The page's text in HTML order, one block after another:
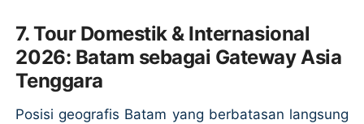
7. Tour Domestik & Internasional
2026: Batam sebagai Gateway Asia
Tenggara
Posisi geografis Batam yang berbatasan langsung